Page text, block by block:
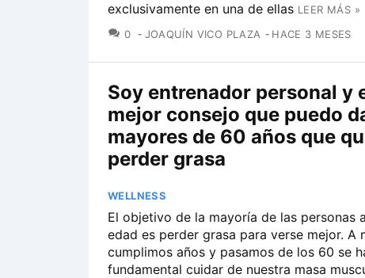
exclusivamente en una de ellas LEER MÁS »
0 COMENTARIOS
JOAQUÍN VICO PLAZA HACE 3 MESES
Soy entrenador personal y
mejor consejo que puedo
mayores de 60 años que
perder grasa
WELLNESS
El objetivo de la mayoría de las personas
edad es perder grasa para verse mejor. A
cumplimos años y pasamos de los 60 se
fundamental cuidar de nuestra masa